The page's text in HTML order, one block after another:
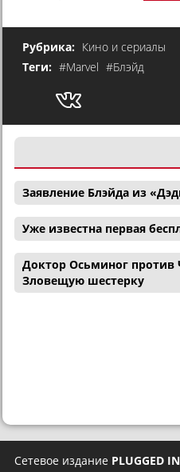
Рубрика: Кино и сериалы
Теги: #Marvel #Блэйд
Заявление Блэйда из
Уже известна первая
Доктор Осьминог против
Зловещую шестерку
Сетевое издание PLUGGED